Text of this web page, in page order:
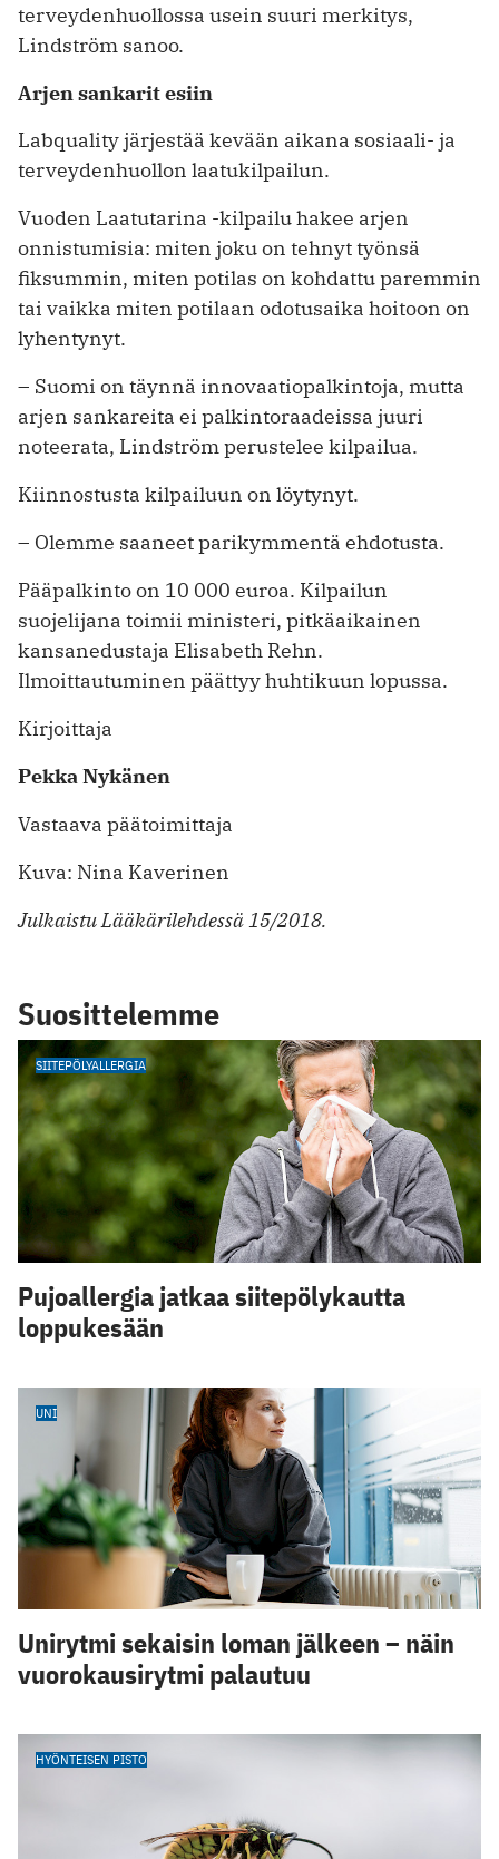
terveydenhuollossa usein suuri merkitys,
Lindström sanoo.
Arjen sankarit esiin
Labquality järjestää kevään aikana sosiaali- ja
terveyden­huollon laatukilpailun.
Vuoden Laatutarina -kilpailu hakee arjen
onnistumisia: miten joku on tehnyt työnsä
fiksummin, miten potilas on kohdattu paremmin
tai vaikka miten potilaan odotusaika hoitoon on
lyhentynyt.
– Suomi on täynnä innovaatiopalkintoja, mutta
arjen sankareita ei palkintoraadeissa juuri
noteerata, Lindström perustelee kilpailua.
Kiinnostusta kilpailuun on löytynyt.
– Olemme saaneet parikymmentä ehdotusta.
Pääpalkinto on 10 000 euroa. Kilpailun
suojelijana toimii minis­teri, pitkäaikainen
kansanedustaja Elisabeth Rehn.
Ilmoittautuminen päättyy huhtikuun lopussa.
Kirjoittaja
Pekka Nykänen
Vastaava päätoimittaja
Kuva: Nina Kaverinen
Julkaistu Lääkärilehdessä 15/2018.
Suosittelemme
SIITEPÖLYALLERGIA
Pujoallergia jatkaa siitepölykautta
loppukesään
UNI
Unirytmi sekaisin loman jälkeen – näin
vuorokausirytmi palautuu
HYÖNTEISEN PISTO